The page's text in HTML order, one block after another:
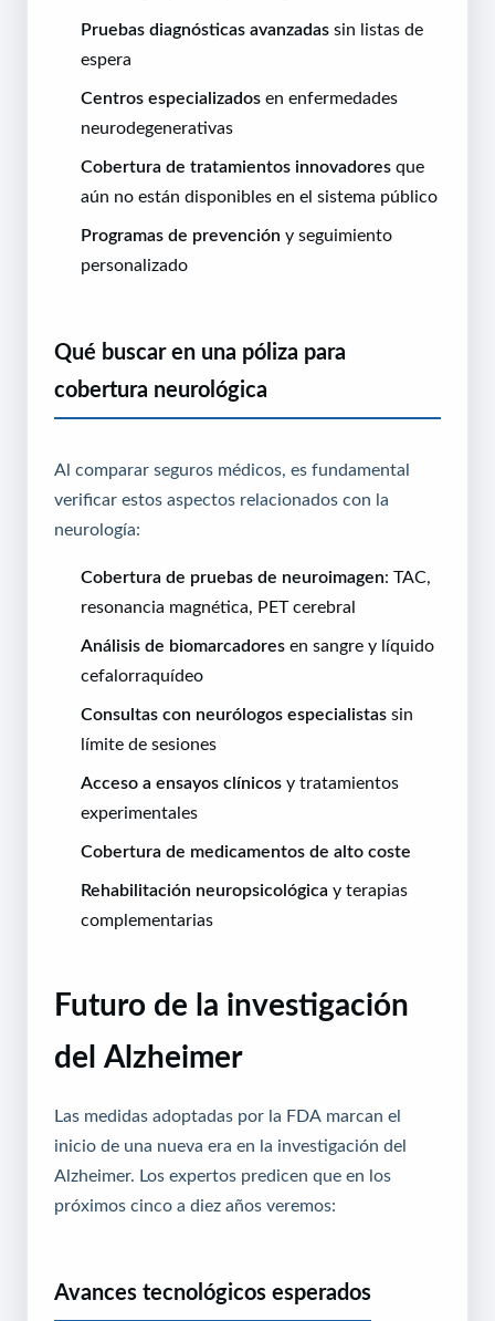
Pruebas diagnósticas avanzadas sin listas de
espera
Centros especializados en enfermedades
neurodegenerativas
Cobertura de tratamientos innovadores que
aún no están disponibles en el sistema público
Programas de prevención y seguimiento
personalizado
Qué buscar en una póliza para
cobertura neurológica
Al comparar seguros médicos, es fundamental
verificar estos aspectos relacionados con la
neurología:
Cobertura de pruebas de neuroimagen: TAC,
resonancia magnética, PET cerebral
Análisis de biomarcadores en sangre y líquido
cefalorraquídeo
Consultas con neurólogos especialistas sin
límite de sesiones
Acceso a ensayos clínicos y tratamientos
experimentales
Cobertura de medicamentos de alto coste
Rehabilitación neuropsicológica y terapias
complementarias
Futuro de la investigación
del Alzheimer
Las medidas adoptadas por la FDA marcan el
inicio de una nueva era en la investigación del
Alzheimer. Los expertos predicen que en los
próximos cinco a diez años veremos:
Avances tecnológicos esperados